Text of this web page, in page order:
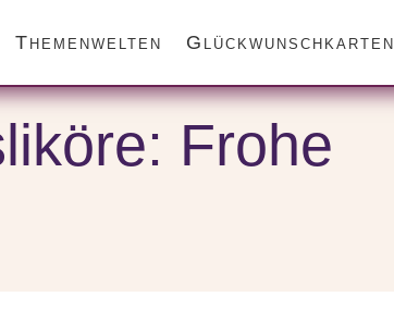
Themenwelten Glückwunschkarten
Frohe